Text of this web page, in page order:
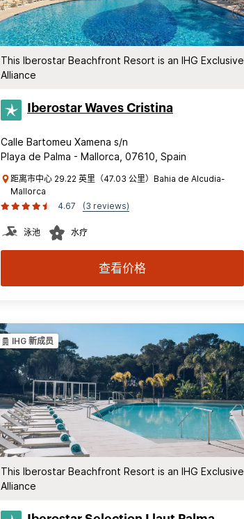
This Iberostar Beachfront Resort is an IHG Exclusive
Alliance
Iberostar Waves Cristina
Calle Bartomeu Xamena s/n
Playa de Palma - Mallorca, 07610, Spain
距离市中心 29.22 英里（47.03 公里）Bahia de Alcudia-
Mallorca
4.67
(3 reviews)
泳池 水疗
查看价格
IHG 新成员
This Iberostar Beachfront Resort is an IHG Exclusive
Alliance